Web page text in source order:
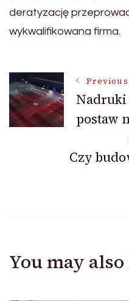
deratyzację
wykwalifikowana firma.
Post
Nadruki
postaw
Czy
You may